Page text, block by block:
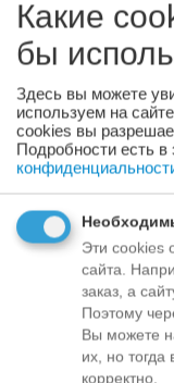
Варианты
Apraksts
ADVANCE CAT
стерилизованной
комков шерсти в
пищевые
из желудка и
шерсти. Advance
Какие
бы
Здесь вы можете
используем на
cookies вы
Подробности есть в
Эти cookies
сайта.
заказ, а
Поэтому
Вы можете
их, но тогда
корректно.